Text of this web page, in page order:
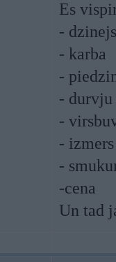
Es
-
- karba
-
- durvju
-
- izmers
-
-cena
Un tad